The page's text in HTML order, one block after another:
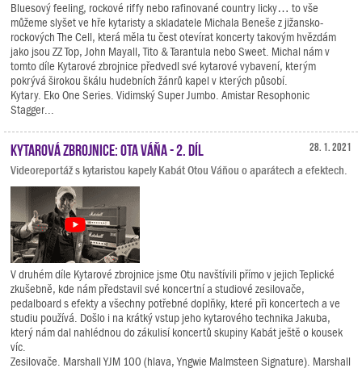
Bluesový feeling, rockové riffy nebo rafinované country licky… to vše
můžeme slyšet ve hře kytaristy a skladatele Michala Beneše z jižansko-
rockových The Cell, která měla tu čest otevírat koncerty takovým hvězdám
jako jsou ZZ Top, John Mayall, Tito & Tarantula nebo Sweet. Michal nám v
tomto díle Kytarové zbrojnice předvedl své kytarové vybavení, kterým
pokrývá širokou škálu hudebních žánrů kapel v kterých působí.
Kytary. Eko One Series. Vidimský Super Jumbo. Amistar Resophonic
Stagger...
28. 1. 2021
Kytarová zbrojnice: Ota Váňa - 2. díl
Videoreportáž s kytaristou kapely Kabát Otou Váňou o aparátech a efektech.
V druhém díle Kytarové zbrojnice jsme Otu navštívili přímo v jejich Teplické
zkušebně, kde nám představil své koncertní a studiové zesilovače,
pedalboard s efekty a všechny potřebné doplňky, které při koncertech a ve
studiu používá. Došlo i na krátký vstup jeho kytarového technika Jakuba,
který nám dal nahlédnou do zákulisí koncertů skupiny Kabát ještě o kousek
víc.
Zesilovače. Marshall YJM 100 (hlava, Yngwie Malmsteen Signature). Marshall